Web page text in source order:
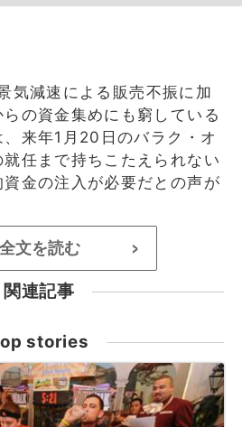
気減速による販売不振に加
の資金集めにも窮している
来年1月20日のバラク・オ
任まで持ちこたえられない
金の注入が必要だとの声が
全文を読む >
関連記事
stories